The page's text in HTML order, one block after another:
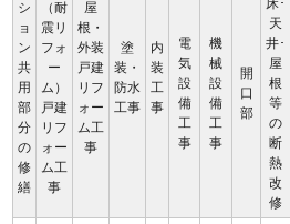
シ
ョ
ン
共
用
部
分
の
修
繕
（耐
震リ
フォ
ー
ム）
戸建
リフ
ォー
ム工
事
屋
根・
外装
戸建
リフ
ォー
ム工
事
塗
装・
防水
工事
内
装
工
事
電
気
設
備
工
事
機
械
設
備
工
事
開
口
部
床･
天
井･
屋
根
等
の
断
熱
改
修